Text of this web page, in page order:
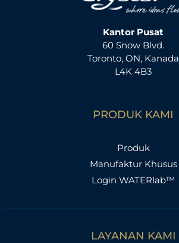
Kantor Pusat
60 Snow Blvd.
Toronto, ON, Kanada
L4K 4B3
PRODUK KAMI
Produk
Manufaktur Khusus
Login WATERlab™
LAYANAN KAMI